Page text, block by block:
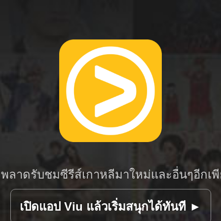
ลาดรับชมซีรีส์เกาหลีมาใหม่และอื่นๆอีกเ
เปิดแอป Viu แล้วเริ่มสนุกได้ทันที ►